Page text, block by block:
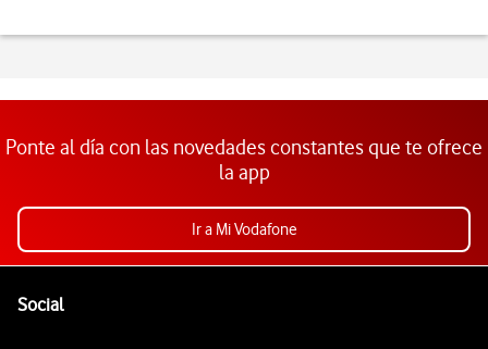
Ponte al día con las novedades constantes que te ofrece
la app
Ir a Mi Vodafone
SocialEnlaces a las redes sociales de Vodafone